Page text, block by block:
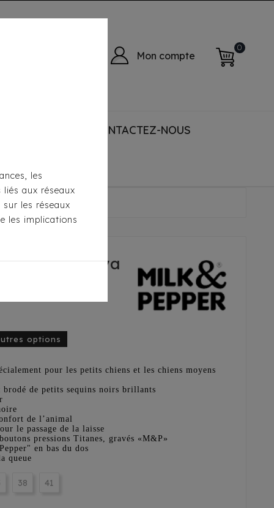
Mon compte
0
CONTACTEZ-NOUS
Noir
Pepper Alya
options
pour les petits chiens et les chiens moyens
brodé de petits sequins noirs brillants
de l’animal
le passage de la laisse
pressions Titanes, gravés «M&P»
en bas du dos
queue
38 41
les
aux réseaux
les réseaux
les implications